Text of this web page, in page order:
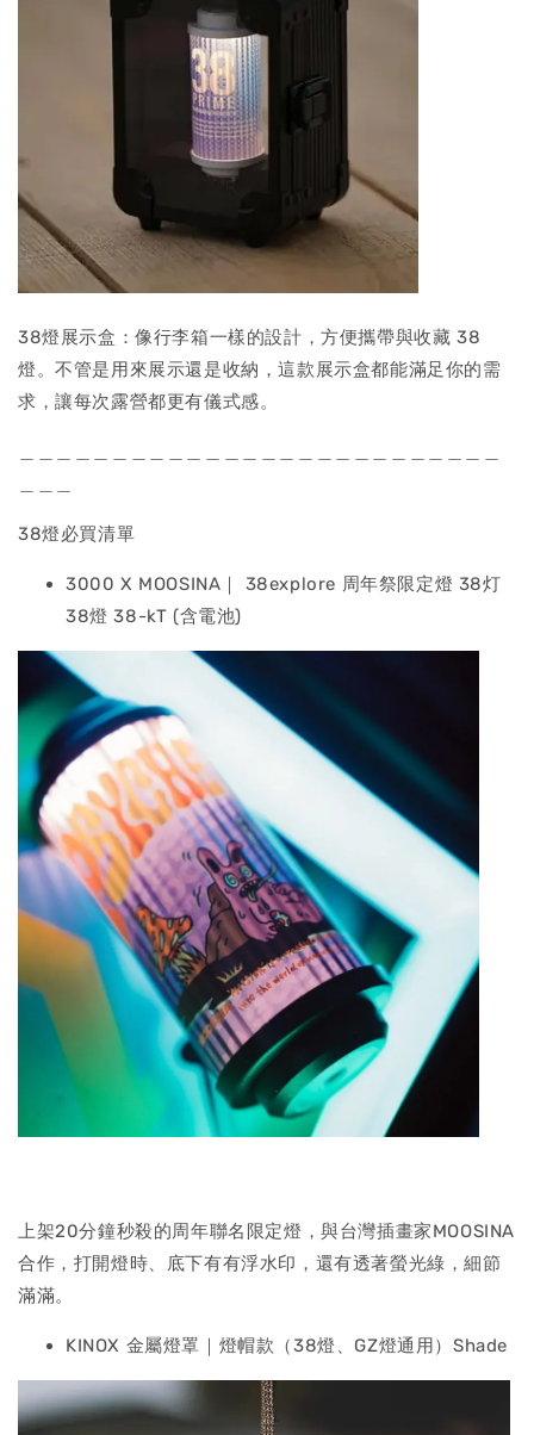
38燈展示盒：像行李箱一樣的設計，方便攜帶與收藏 38
燈。不管是用來展示還是收納，這款展示盒都能滿足你的需
求，讓每次露營都更有儀式感。
38燈必買清單
3000 X MOOSINA｜ 38explore 周年祭限定燈 38灯
38燈 38-kT (含電池)
上架20分鐘秒殺的周年聯名限定燈，與台灣插畫家MOOSINA
合作，打開燈時、底下有有浮水印，還有透著螢光綠，細節
滿滿。
KINOX 金屬燈罩｜燈帽款（38燈、GZ燈通用）Shade